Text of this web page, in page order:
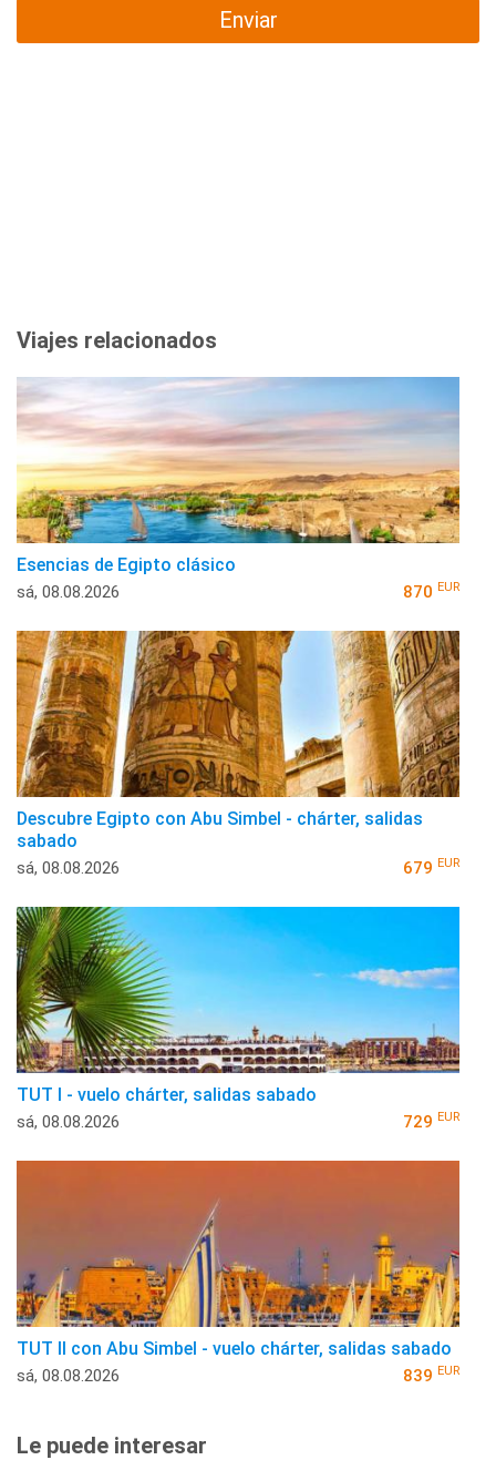
Enviar
Viajes relacionados
Esencias de Egipto clásico
sá, 08.08.2026 870 EUR
Descubre Egipto con Abu Simbel - chárter, salidas
sabado
sá, 08.08.2026 679 EUR
TUT I - vuelo chárter, salidas sabado
sá, 08.08.2026 729 EUR
TUT II con Abu Simbel - vuelo chárter, salidas sabado
sá, 08.08.2026 839 EUR
Le puede interesar